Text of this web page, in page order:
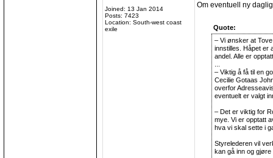
Joined: 13 Jan 2014
Posts: 7423
Location: South-west coast
exile
Om eventuell ny
Quote:
– Vi ønsker at
innstilles. Håpet er
andel. Alle er
– Viktig å få til en
Cecilie Gotaas
overfor
eventuelt er valgt
– Det er viktig for
mye. Vi er opptatt
hva vi skal sette i
Styrelederen vil
kan gå inn og gjøre